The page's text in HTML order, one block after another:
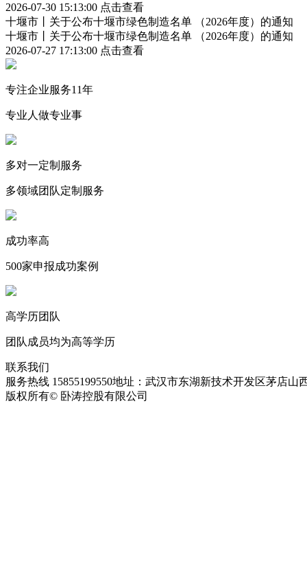
2026-07-30 15:13:00 点击查看
十堰市丨关于公布十堰市绿色制造名单 （2026年度）的通知
十堰市丨关于公布十堰市绿色制造名单 （2026年度）的通知
2026-07-27 17:13:00 点击查看
专注企业服务11年
专业人做专业事
多对一定制服务
多领域团队定制服务
成功率高
500家申报成功案例
高学历团队
团队成员均为高等学历
联系我们
服务热线 15855199550地址：武汉市东湖新技术开发区茅店山
版权所有© 卧涛控股有限公司